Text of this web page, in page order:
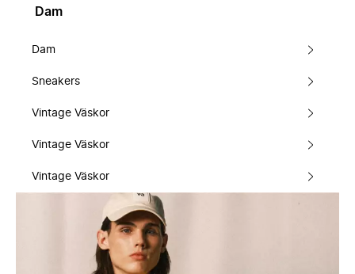
Dam
Dam
Sneakers
Vintage Väskor
Vintage Väskor
Vintage Väskor